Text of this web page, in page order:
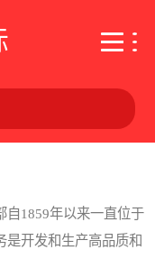
自1859年以来一直位于
是开发和生产高品质和